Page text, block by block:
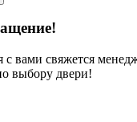
вами свяжется
выбору двери!